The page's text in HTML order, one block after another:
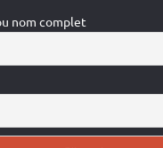
nom complet